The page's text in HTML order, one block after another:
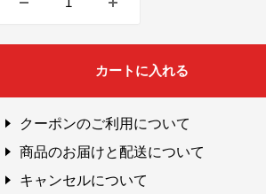
カートに入れる
クーポンのご利用について
商品のお届けと配送について
キャンセルについて